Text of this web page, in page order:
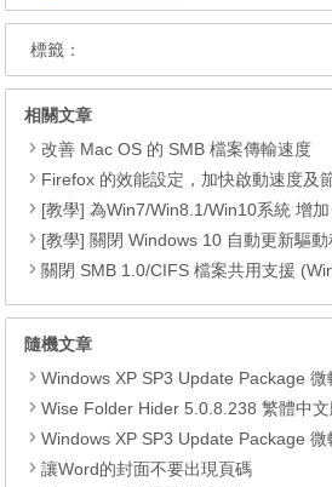
標籤：
相關文章
改善 Mac OS 的 SMB 檔案傳輸速度
Firefox 的效能設定，加快啟動速度及
[教學] 為Win7/Win8.1/Win10系統 增加
[教學] 關閉 Windows 10 自動更新驅動
關閉 SMB 1.0/CIFS 檔案共用支援
隨機文章
Windows XP SP3 Update Package 微軟
Wise Folder Hider 5.0.8.238 繁體中文版，
Windows XP SP3 Update Package 微軟
讓Word的封面不要出現頁碼